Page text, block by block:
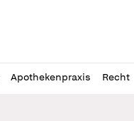
Apothekenpraxis Recht